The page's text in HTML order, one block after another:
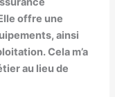
offre une
ainsi
Cela m’a
au lieu de